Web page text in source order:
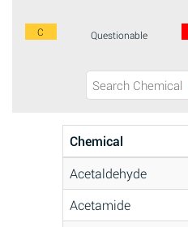
C Questionable
Chemical
Acetaldehyde
Acetamide